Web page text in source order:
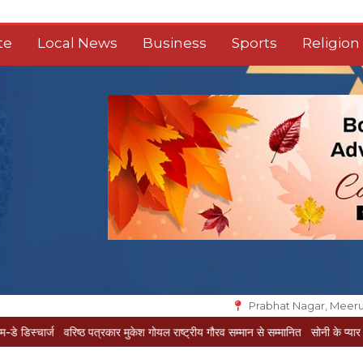
Local News Business Sports Religion
Prabhat Nagar,
वरिष्ठ पत्रकार मुकेश गोयल राष्ट्रीय गौरव सम्मान से सम्मानित सोनी के प्यार में दीवानी